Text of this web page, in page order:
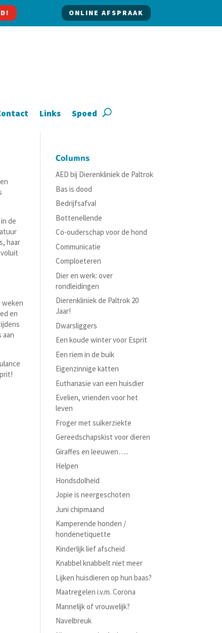
ONLINE AFSPRAAK
Links Spoed
de
haar
weken
en
aan
Columns
AED bij Dierenkliniek de Paltrok
Bas is dood
Bedrijfsafval
Bottenellende
Co-ouderschap voor de hond
Communicatie
Comploeteren
Dier en werk: over
rondleidingen
Dierenkliniek de Paltrok 20
Jaar!
Dwarsliggers
Een koude winter voor Esprit
Een riem in de buik
Eigenzinnige katten
Euthanasie van een huisdier
Evelien, vrienden voor het
leven
Froger met suikerziekte
Gereedschapskist voor dieren
Giraffes en leeuwen…..
Helpen
Hondsdolheid
Jopie is neergeschoten
Juni chipmaand
Kamperende honden /
hondenetiquette
Kinderlijk lief afscheid
Knabbel knabbelt niet meer
Lijken huisdieren op hun baas?
Maatregelen i.v.m. Corona
Mannelijk of vrouwelijk?
Navelbreuk